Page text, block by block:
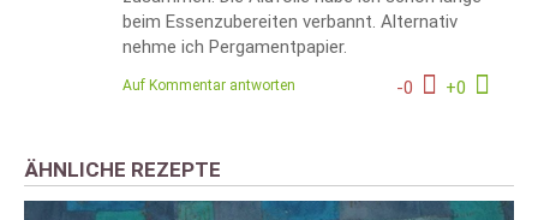
beim Essenzubereiten verbannt. Alternativ
nehme ich Pergamentpapier.
-0 +0
Auf Kommentar antworten
ÄHNLICHE REZEPTE